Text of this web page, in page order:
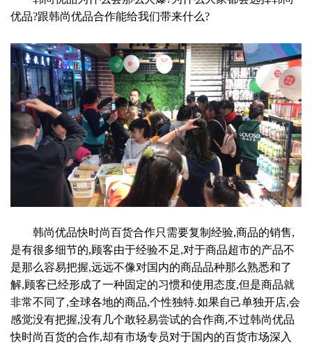
优品?跟韩尚优品合作能给我们带来什么?
韩尚优品快时尚百货合作只需要复制经验,商品的销售,
是有很多细节的,顾客由于经验不足,对于商品超市的产品不
是那么容易把握,远远不像对国内的商品品种那么熟悉和了
解,顾客已经形成了一种固定的习惯和使用态度,但是商品就
非常不同了,全球各地的商品,个性独特.如果自己单独开店,会
感觉没有把握,没有几个敢轻易尝试的合作商,不过韩尚优品
快时尚百货的合作,却有市场专员对于国内的百货市场深入